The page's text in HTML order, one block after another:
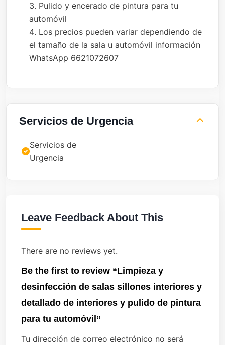
Pulido y encerado de pintura para tu
automóvil
Los precios pueden variar dependiendo de
el tamaño de la sala u automóvil información
WhatsApp 6621072607
Servicios de Urgencia
Servicios de
Urgencia
Leave Feedback About This
There are no reviews yet.
Be the first to review “Limpieza y
desinfección de salas sillones interiores y
detallado de interiores y pulido de pintura
para tu automóvil”
Tu dirección de correo electrónico no será